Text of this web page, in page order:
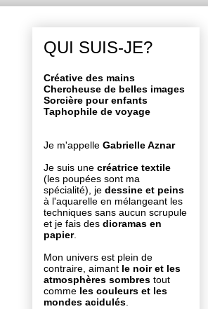
QUI SUIS-JE?
Créative des mains
Chercheuse de belles images
Sorcière pour enfants
Taphophile de voyage
Je m'appelle Gabrielle Aznar
Je suis une créatrice textile
(les poupées sont ma
spécialité), je dessine et peins
à l'aquarelle en mélangeant les
techniques sans aucun scrupule
et je fais des dioramas en
papier.
Mon univers est plein de
contraire, aimant le noir et les
atmosphères sombres tout
comme les couleurs et les
mondes acidulés